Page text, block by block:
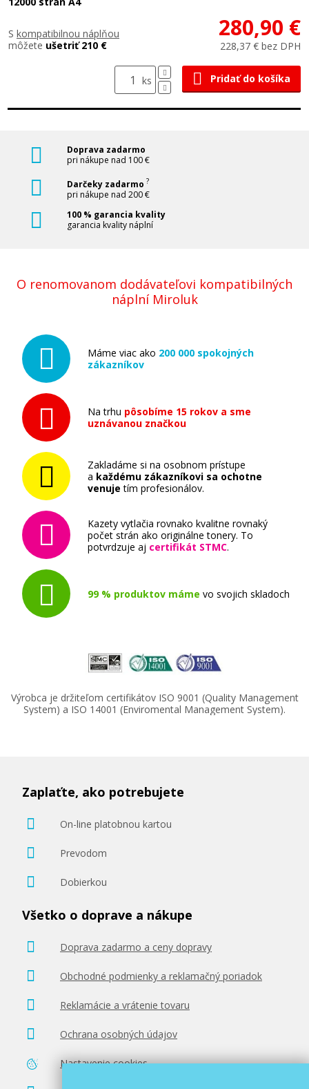
S kompatibilnou náplňou
môžete ušetriť 210 €
280,90 €
228,37 € bez DPH
ks Pridať do košíka
Doprava zadarmo
pri nákupe nad 100 €
Darčeky zadarmo ?
pri nákupe nad 200 €
100 % garancia kvality
garancia kvality náplní
O renomovanom dodávateľovi kompatibilných
náplní Miroluk
Máme viac ako 200 000 spokojných
zákazníkov
Na trhu pôsobíme 15 rokov a sme
uznávanou značkou
Zakladáme si na osobnom prístupe
a každému zákazníkovi sa ochotne
venuje tím profesionálov.
Kazety vytlačia rovnako kvalitne rovnaký
počet strán ako originálne tonery. To
potvrdzuje aj certifikát STMC.
99 % produktov máme vo svojich skladoch
Výrobca je držiteľom certifikátov ISO 9001 (Quality Management
System) a ISO 14001 (Enviromental Management System).
Zaplaťte, ako potrebujete
On-line platobnou kartou
Prevodom
Dobierkou
Všetko o doprave a nákupe
Doprava zadarmo a ceny dopravy
Obchodné podmienky a reklamačný poriadok
Reklamácie a vrátenie tovaru
Ochrana osobných údajov
Nastavenie cookies